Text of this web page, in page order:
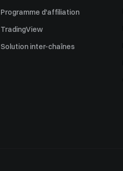
Programme d'affiliation
TradingView
Solution inter-chaînes